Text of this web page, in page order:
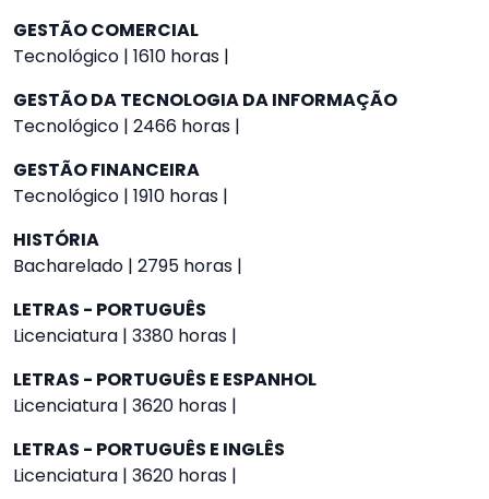
GESTÃO COMERCIAL
Tecnológico | 1610 horas |
GESTÃO DA TECNOLOGIA DA INFORMAÇÃO
Tecnológico | 2466 horas |
GESTÃO FINANCEIRA
Tecnológico | 1910 horas |
HISTÓRIA
Bacharelado | 2795 horas |
LETRAS - PORTUGUÊS
Licenciatura | 3380 horas |
LETRAS - PORTUGUÊS E ESPANHOL
Licenciatura | 3620 horas |
LETRAS - PORTUGUÊS E INGLÊS
Licenciatura | 3620 horas |